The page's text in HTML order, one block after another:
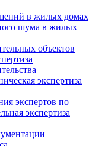
в жилых домах
шума в жилых
объектов
экспертиза
экспертов по
экспертиза